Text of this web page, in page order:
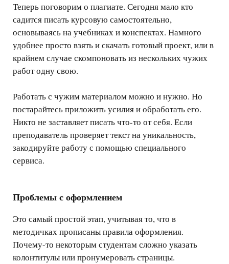
Теперь поговорим о плагиате. Сегодня мало кто
садится писать курсовую самостоятельно,
основываясь на учебниках и конспектах. Намного
удобнее просто взять и скачать готовый проект, или в
крайнем случае скомпоновать из нескольких чужих
работ одну свою.
Работать с чужим материалом можно и нужно. Но
постарайтесь приложить усилия и обработать его.
Никто не заставляет писать что-то от себя. Если
преподаватель проверяет текст на уникальность,
закодируйте работу с помощью специального
сервиса.
Проблемы с оформлением
Это самый простой этап, учитывая то, что в
методичках прописаны правила оформления.
Почему-то некоторым студентам сложно указать
колонтитулы или пронумеровать страницы.